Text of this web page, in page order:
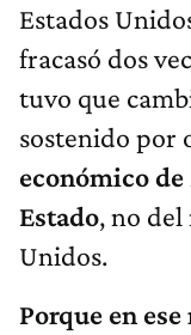
Estados
fracasó dos
tuvo que
sostenido por
económico
Estado, no del
Unidos.
Porque en